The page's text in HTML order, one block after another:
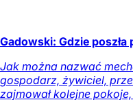
Gadowski: Gdzie
Jak można nazwać
gospodarz, żywiciel,
zajmował kolejne